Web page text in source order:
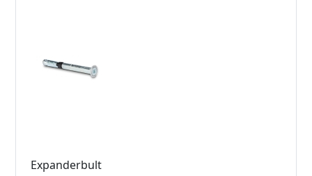
Expanderbult